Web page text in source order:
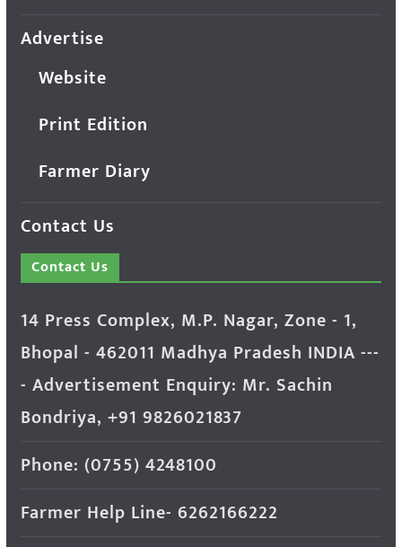
Advertise
Website
Print Edition
Farmer Diary
Contact Us
Contact Us
14 Press Complex, M.P. Nagar, Zone - 1,
Bhopal - 462011 Madhya Pradesh INDIA ---
- Advertisement Enquiry: Mr. Sachin
Bondriya, +91 9826021837
Phone: (0755) 4248100
Farmer Help Line- 6262166222